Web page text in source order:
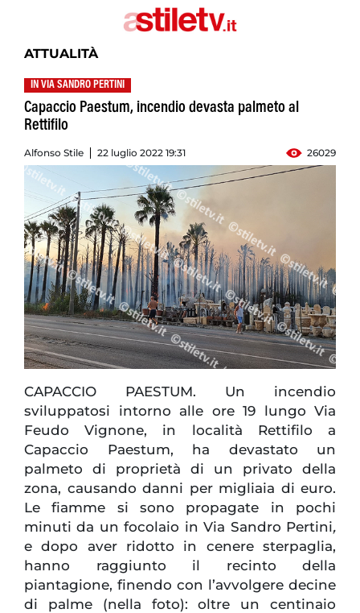
ATTUALITÀ
IN VIA SANDRO PERTINI
Capaccio Paestum, incendio devasta palmeto al
Rettifilo
Alfonso Stile 22 luglio 2022 19:31 26029
CAPACCIO PAESTUM. Un incendio
sviluppatosi intorno alle ore 19 lungo Via
Feudo Vignone, in località Rettifilo a
Capaccio Paestum, ha devastato un
palmeto di proprietà di un privato della
zona, causando danni per migliaia di euro.
Le fiamme si sono propagate in pochi
minuti da un focolaio in Via Sandro Pertini,
e dopo aver ridotto in cenere sterpaglia,
hanno raggiunto il recinto della
piantagione, finendo con l’avvolgere decine
di palme (nella foto): oltre un centinaio